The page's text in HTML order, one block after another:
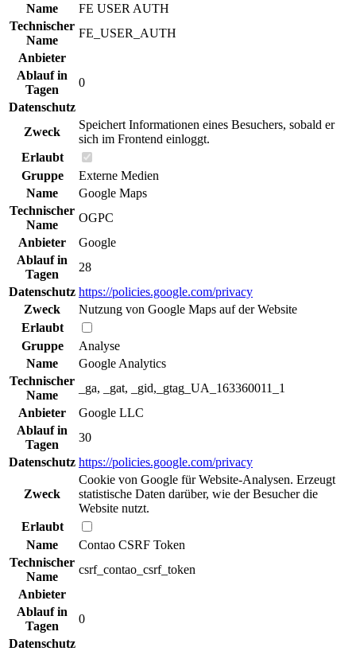
Name
FE USER AUTH
Technischer
Name
FE_USER_AUTH
Anbieter
Ablauf in
Tagen
0
Datenschutz
Zweck
Speichert Informationen eines Besuchers, sobald er
sich im Frontend einloggt.
Erlaubt
Gruppe
Externe Medien
Name
Google Maps
Technischer
Name
OGPC
Anbieter
Google
Ablauf in
Tagen
28
Datenschutz https://policies.google.com/privacy
Zweck
Nutzung von Google Maps auf der Website
Erlaubt
Gruppe
Analyse
Name
Google Analytics
Technischer
Name
_ga, _gat, _gid,_gtag_UA_163360011_1
Anbieter
Google LLC
Ablauf in
Tagen
30
Datenschutz https://policies.google.com/privacy
Zweck
Cookie von Google für Website-Analysen. Erzeugt
statistische Daten darüber, wie der Besucher die
Website nutzt.
Erlaubt
Name
Contao CSRF Token
Technischer
Name
csrf_contao_csrf_token
Anbieter
Ablauf in
Tagen
0
Datenschutz